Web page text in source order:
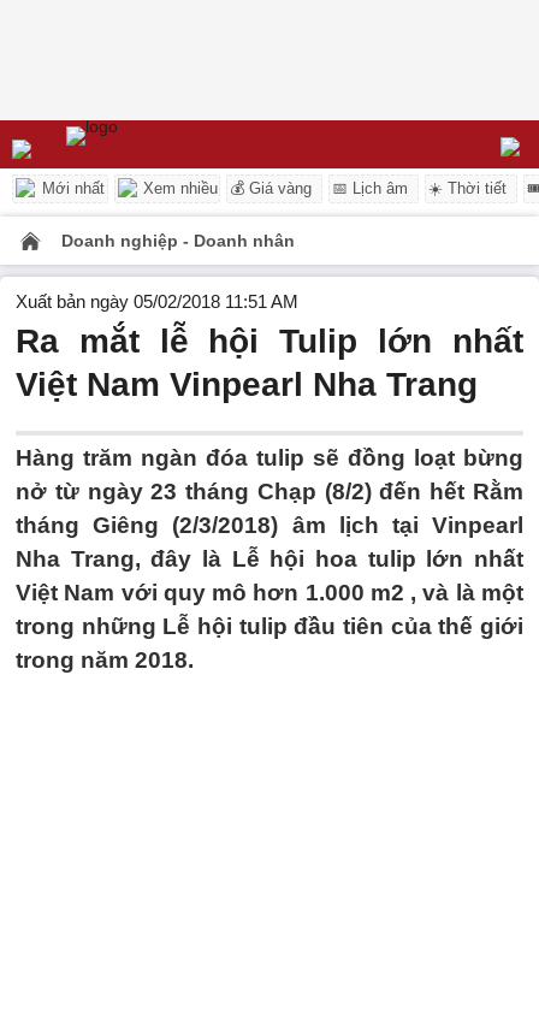
Mới nhất Xem nhiều 💰 Giá vàng 📅 Lịch âm ☀️ Thời tiết
Doanh nghiệp - Doanh nhân
Xuất bản ngày 05/02/2018 11:51 AM
Ra mắt lễ hội Tulip lớn nhất
Việt Nam Vinpearl Nha Trang
Hàng trăm ngàn đóa tulip sẽ đồng loạt bừng
nở từ ngày 23 tháng Chạp (8/2) đến hết Rằm
tháng Giêng (2/3/2018) âm lịch tại Vinpearl
Nha Trang, đây là Lễ hội hoa tulip lớn nhất
Việt Nam với quy mô hơn 1.000 m2 , và là một
trong những Lễ hội tulip đầu tiên của thế giới
trong năm 2018.